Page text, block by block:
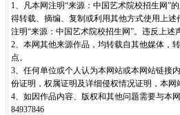
1、凡本网注明“来源：中国艺术院校招生网”
得转载、摘编、复制或利用其他方式使用上
注明“来源：中国艺术院校招生网”。违反上
2、本网其他来源作品，均转载自其他媒体，
点。
3、任何单位或个人认为本网站或本网站链接
份证明，权属证明及详细侵权情况证明，本
4、如因作品内容、版权和其他问题需要与本
84937846